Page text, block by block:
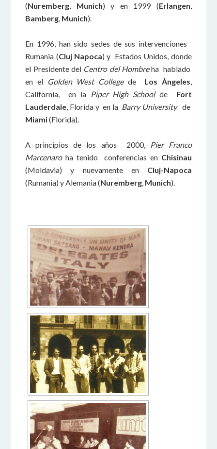
(Nuremberg, Munich) y en 1999 (Erlangen,
Bamberg, Munich).
En 1996, han sido sedes de sus intervenciones
Rumania (Cluj Napoca) y Estados Unidos, donde
el Presidente del Centro del Hombreha hablado
en el Golden West Collegede Los Ángeles,
California, en la Piper High Schoolde Fort
Lauderdale, Florida y en la Barry Universityde
Miami(Florida).
A principios de los años 2000,
Pier Franco
Marcenaroha tenido conferencias en Chisinau
(Moldavia) y nuevamente en Cluj-Napoca
(Rumania) y Alemania (Nuremberg, Munich).